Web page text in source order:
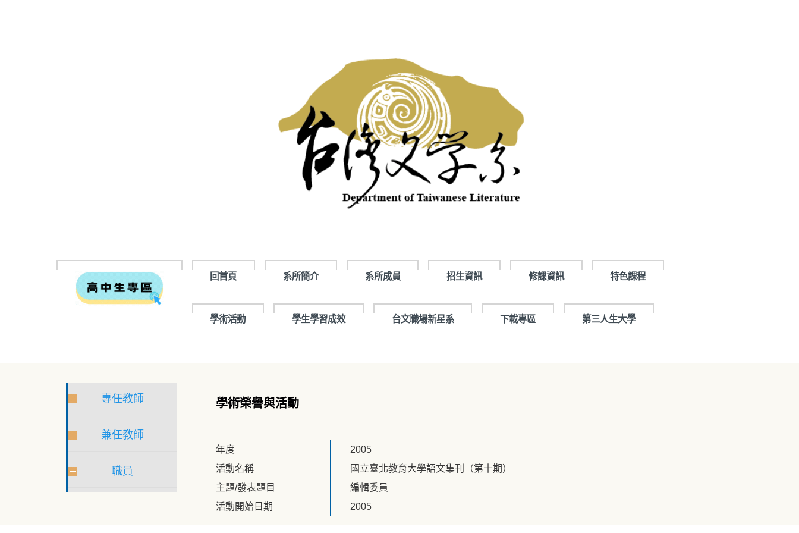
回首頁 系所簡介 系所成員 招生資訊 修課資訊 特色課程
學術活動 學生學習成效 台文職場新星系 下載專區 第三人生大學
專任教師
兼任教師
職員
學術榮譽與活動
年度
2005
活動名稱
國立臺北教育大學語文集刊（第十期）
主題/發表題目
編輯委員
活動開始日期
2005